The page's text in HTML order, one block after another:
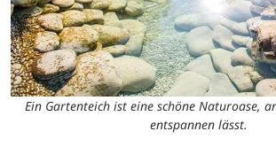
Ein Gartenteich ist eine schöne Naturoase,
entspannen lässt.